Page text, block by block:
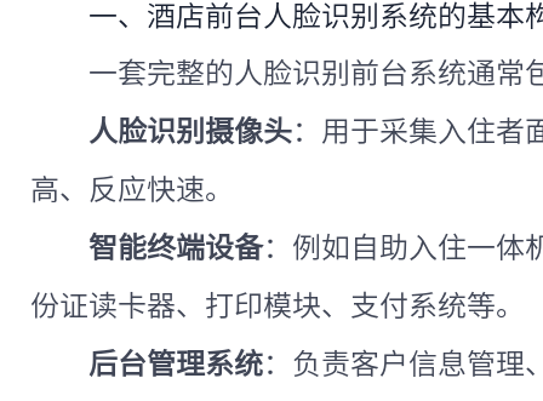
一、酒店前台人脸识别系统的基本
一套完整的人脸识别前台系统通常
人脸识别摄像头：用于采集入住者
高、反应快速。
智能终端设备：例如自助入住一体
份证读卡器、打印模块、支付系统等。
后台管理系统：负责客户信息管理